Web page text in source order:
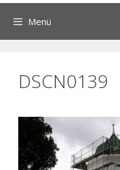
Menü
DSCN0139